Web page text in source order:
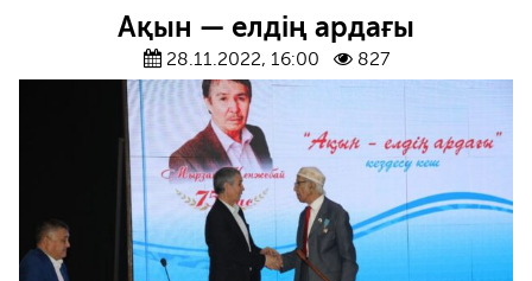
Ақын — елдің ардағы
28.11.2022, 16:00 827